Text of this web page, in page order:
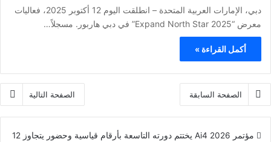
دبي، الإمارات العربية المتحدة – انطلقت اليوم 12 أكتوبر 2025، فعاليات
معرض “Expand North Star 2025” في دبي هاربور. مسجلاً…
أكمل القراءة »
الصفحة السابقة الصفحة التالية
مؤتمر Ai4 2026 يختتم دورته التاسعة بأرقام قياسية وحضور يتجاوز 12